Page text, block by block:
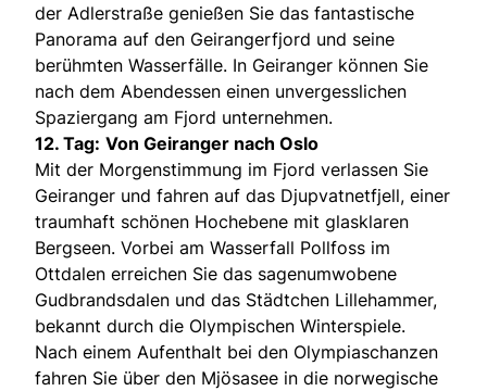
der Adlerstraße genießen Sie das fantastische
Panorama auf den Geirangerfjord und seine
berühmten Wasserfälle. In Geiranger können Sie
nach dem Abendessen einen unvergesslichen
Spaziergang am Fjord unternehmen.
12. Tag: Von Geiranger nach Oslo
Mit der Morgenstimmung im Fjord verlassen Sie
Geiranger und fahren auf das Djupvatnetfjell, einer
traumhaft schönen Hochebene mit glasklaren
Bergseen. Vorbei am Wasserfall Pollfoss im
Ottdalen erreichen Sie das sagenumwobene
Gudbrandsdalen und das Städtchen Lillehammer,
bekannt durch die Olympischen Winterspiele.
Nach einem Aufenthalt bei den Olympiaschanzen
fahren Sie über den Mjösasee in die norwegische